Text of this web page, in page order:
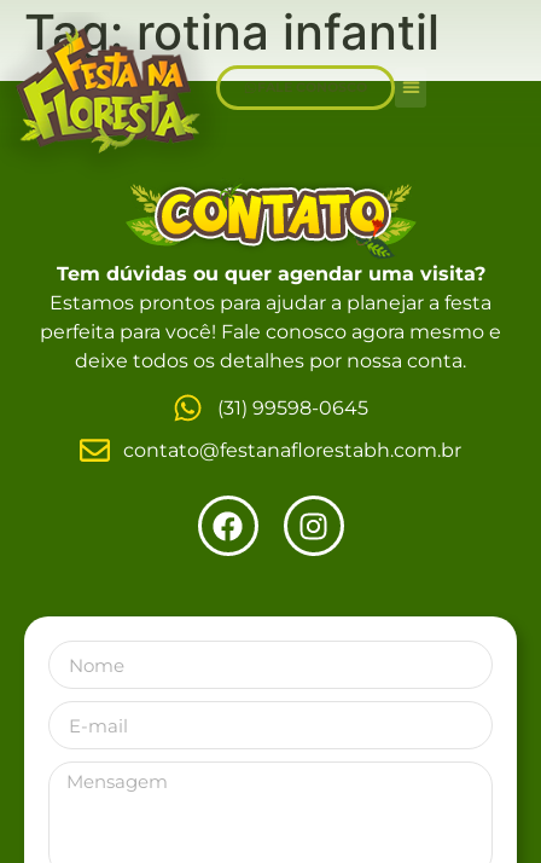
FALE CONOSCO
Tag:rotina infantil
Tem dúvidas ou quer agendar uma visita?
Estamos prontos para ajudar a planejar a festa
perfeita para você! Fale conosco agora mesmo e
deixe todos os detalhes por nossa conta.
(31) 99598-0645
contato@festanaflorestabh.com.br